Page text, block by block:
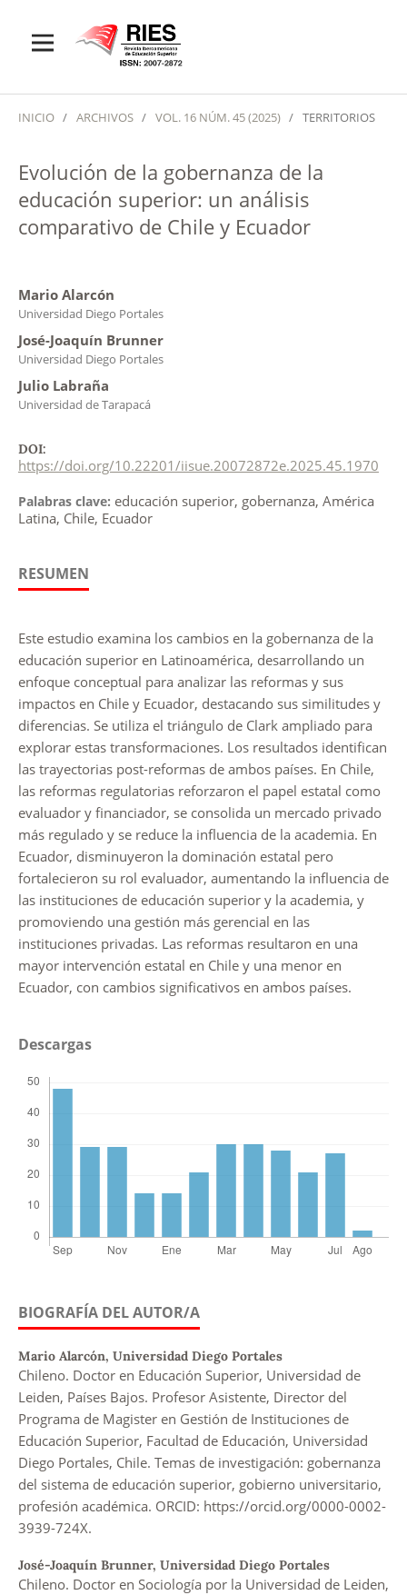
INICIO / ARCHIVOS / VOL. 16 NÚM. 45 (2025) / TERRITORIOS
Evolución de la gobernanza de la
educación superior: un análisis
comparativo de Chile y Ecuador
Mario Alarcón
Universidad Diego Portales
José-Joaquín Brunner
Universidad Diego Portales
Julio Labraña
Universidad de Tarapacá
DOI:
https://doi.org/10.22201/iisue.20072872e.2025.45.1970
Palabras clave: educación superior, gobernanza, América
Latina, Chile, Ecuador
RESUMEN
Este estudio examina los cambios en la gobernanza de la
educación superior en Latinoamérica, desarrollando un
enfoque conceptual para analizar las reformas y sus
impactos en Chile y Ecuador, destacando sus similitudes y
diferencias. Se utiliza el triángulo de Clark ampliado para
explorar estas transformaciones. Los resultados identifican
las trayectorias post-reformas de ambos países. En Chile,
las reformas regulatorias reforzaron el papel estatal como
evaluador y financiador, se consolida un mercado privado
más regulado y se reduce la influencia de la academia. En
Ecuador, disminuyeron la dominación estatal pero
fortalecieron su rol evaluador, aumentando la influencia de
las instituciones de educación superior y la academia, y
promoviendo una gestión más gerencial en las
instituciones privadas. Las reformas resultaron en una
mayor intervención estatal en Chile y una menor en
Ecuador, con cambios significativos en ambos países.
Descargas
BIOGRAFÍA DEL AUTOR/A
Mario Alarcón, Universidad Diego Portales
Chileno. Doctor en Educación Superior, Universidad de
Leiden, Países Bajos. Profesor Asistente, Director del
Programa de Magister en Gestión de Instituciones de
Educación Superior, Facultad de Educación, Universidad
Diego Portales, Chile. Temas de investigación: gobernanza
del sistema de educación superior, gobierno universitario,
profesión académica. ORCID: https://orcid.org/0000-0002-
3939-724X.
José-Joaquín Brunner, Universidad Diego Portales
Chileno. Doctor en Sociología por la Universidad de Leiden,